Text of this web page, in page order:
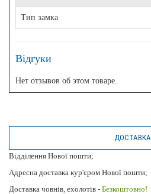
Тип замка
Відгуки
Нет отзывов об этом товаре.
ДОСТАВКА
Відділення Нової пошти;
Адресна доставка кур'єром Нової пошти;
Доставка човнів, ехолотів - Безкоштовно!